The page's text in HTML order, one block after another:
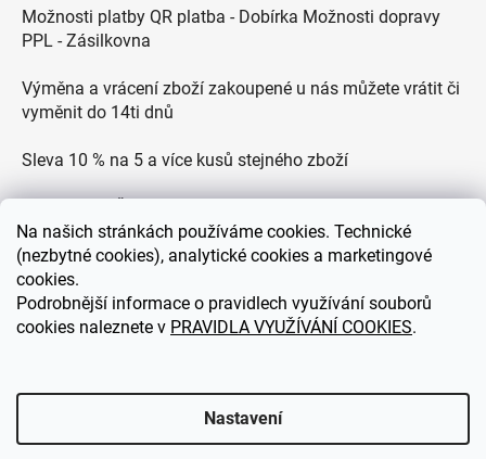
Na našich stránkách používáme cookies. Technické
(nezbytné cookies), analytické cookies a marketingové
cookies.
Podrobnější informace o pravidlech využívání souborů
cookies naleznete v PRAVIDLA VYUŽÍVÁNÍ COOKIES.
Nastavení
Možnosti platby QR platba - Dobírka Možnosti dopravy
PPL - Zásilkovna
Výměna a vrácení zboží zakoupené u nás můžete vrátit či
vyměnit do 14ti dnů
Sleva 10 % na 5 a více kusů stejného zboží
Zákaznická podpora každý všední den od 9.00 do 18.00
hodin
eDEKOR.cz